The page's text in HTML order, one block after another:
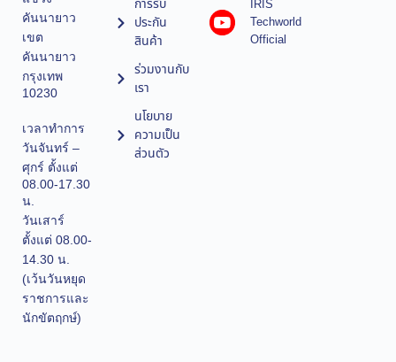
คันนายาว
เขต
คันนายาว
กรุงเทพ
10230
เวลาทำการ
วันจันทร์ –
ศุกร์ ตั้งแต่
08.00-17.30
น.
วันเสาร์
ตั้งแต่ 08.00-
14.30 น.
(เว้นวันหยุด
ราชการและ
นักขัตฤกษ์)
การรับ
ประกัน
สินค้า
ร่วมงานกับ
เรา
นโยบาย
ความเป็น
ส่วนตัว
IRIS
Techworld
Official